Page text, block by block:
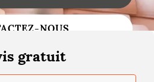
de toiture
Gouttières
NOUS
gratuit